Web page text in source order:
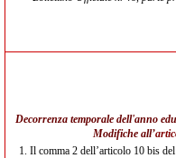
Decorrenza temporale dell'anno
Modifiche all’
1. Il comma 2 dell’articolo 10 bis